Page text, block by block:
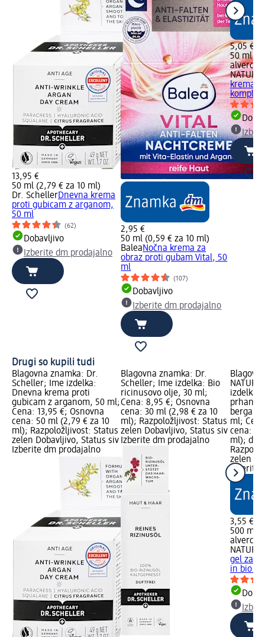
13,95 €
50 ml (2,79 € za 10 ml)
Dr. SchellerDnevna krema
proti gubicam z arganom,
50 ml
(62)
Dobavljivo
Izberite dm prodajalno
2,95 €
50 ml (0,59 € za 10 ml)
BaleaNočna krema za
obraz proti gubam Vital, 50
ml
(107)
Dobavljivo
Izberite dm prodajalno
5,05 €
50 ml
alverde
krema
Drugi so kupili tudi
Blagovna znamka: Dr.
Scheller; Ime izdelka:
Dnevna krema proti
gubicam z arganom, 50 ml;
Cena: 13,95 €; Osnovna
cena: 50 ml (2,79 € za 10
ml); Razpoložljivost: Status
zelen Dobavljivo, Status siv
Izberite dm prodajalno
Blagovna znamka: Dr.
Scheller; Ime izdelka: Bio
ricinusovo olje, 30 ml;
Cena: 8,95 €; Osnovna
cena: 30 ml (2,98 € za 10
ml); Razpoložljivost: Status
zelen Dobavljivo, Status siv
Izberite dm prodajalno
izdelka:
prhanje
ml;
cena:
ml); dm
zelen
Izberite
3,55 €
500 ml
alverde
gel za
in bio...,